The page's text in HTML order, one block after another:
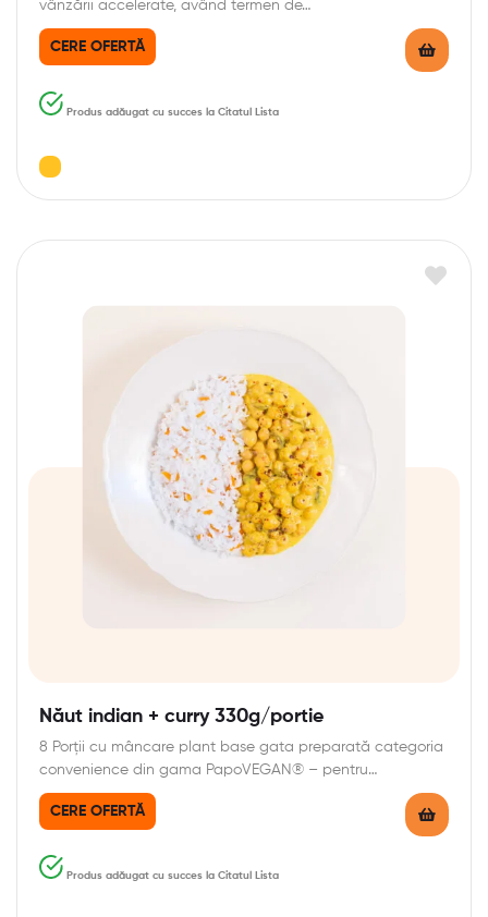
vânzării accelerate, având termen de…
CERE OFERTĂ
Produs adăugat cu succes la Citatul Lista
Năut indian + curry 330g/portie
8 Porții cu mâncare plant base gata preparată categoria
convenience din gama PapoVEGAN® – pentru…
CERE OFERTĂ
Produs adăugat cu succes la Citatul Lista